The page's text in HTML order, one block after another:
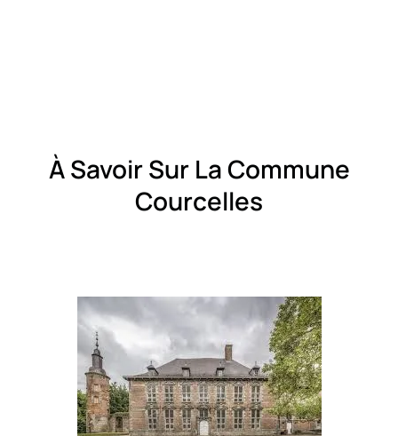
À Savoir Sur La Commune
Courcelles